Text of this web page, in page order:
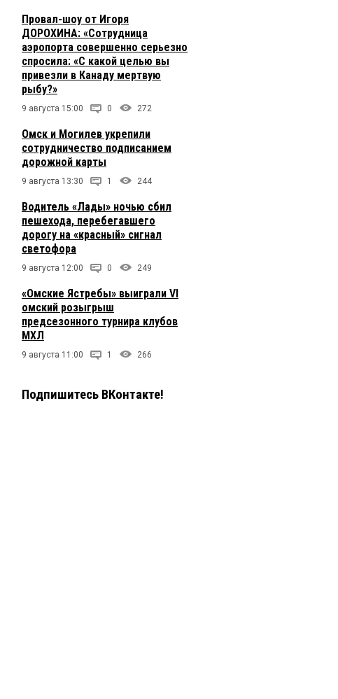
Провал-шоу от Игоря
ДОРОХИНА: «Сотрудница
аэропорта совершенно серьезно
спросила: «С какой целью вы
привезли в Канаду мертвую
рыбу?»
9 августа 15:00 0 272
Омск и Могилев укрепили
сотрудничество подписанием
дорожной карты
9 августа 13:30 1 244
Водитель «Лады» ночью сбил
пешехода, перебегавшего
дорогу на «красный» сигнал
светофора
9 августа 12:00 0 249
«Омские Ястребы» выиграли VI
омский розыгрыш
предсезонного турнира клубов
МХЛ
9 августа 11:00 1 266
Подпишитесь ВКонтакте!